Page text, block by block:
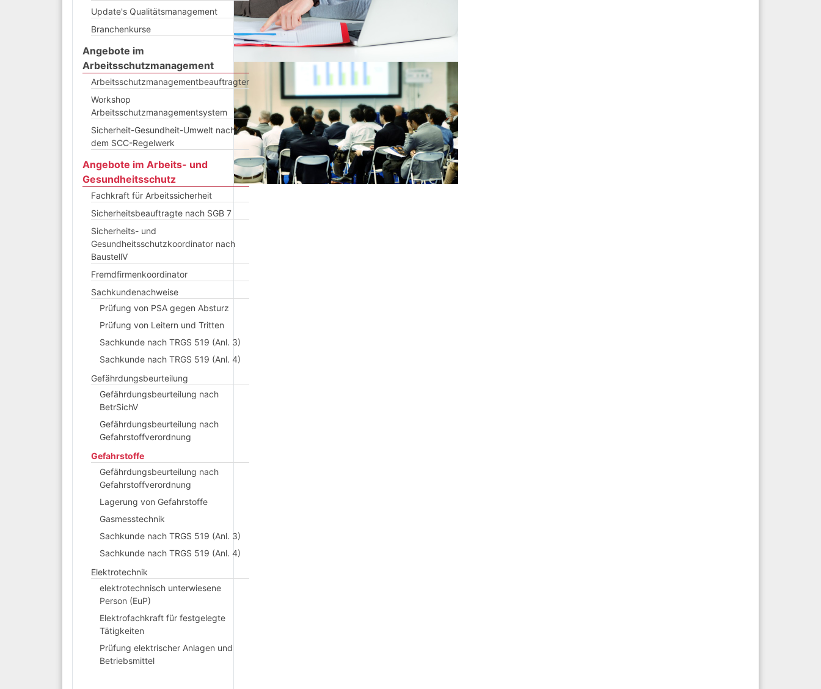
Update's Qualitätsmanagement
Branchenkurse
Angebote im
Arbeitsschutzmanagement
Arbeitsschutzmanagementbeauftragter
Workshop
Arbeitsschutzmanagementsystem
Sicherheit-Gesundheit-Umwelt nach
dem SCC-Regelwerk
Angebote im Arbeits- und
Gesundheitsschutz
Fachkraft für Arbeitssicherheit
Sicherheitsbeauftragte nach SGB 7
Sicherheits- und
Gesundheitsschutzkoordinator nach
BaustellV
Fremdfirmenkoordinator
Sachkundenachweise
Prüfung von PSA gegen Absturz
Prüfung von Leitern und Tritten
Sachkunde nach TRGS 519 (Anl. 3)
Sachkunde nach TRGS 519 (Anl. 4)
Gefährdungsbeurteilung
Gefährdungsbeurteilung nach
BetrSichV
Gefährdungsbeurteilung nach
Gefahrstoffverordnung
Gefahrstoffe
Gefährdungsbeurteilung nach
Gefahrstoffverordnung
Lagerung von Gefahrstoffe
Gasmesstechnik
Sachkunde nach TRGS 519 (Anl. 3)
Sachkunde nach TRGS 519 (Anl. 4)
Elektrotechnik
elektrotechnisch unterwiesene
Person (EuP)
Elektrofachkraft für festgelegte
Tätigkeiten
Prüfung elektrischer Anlagen und
Betriebsmittel